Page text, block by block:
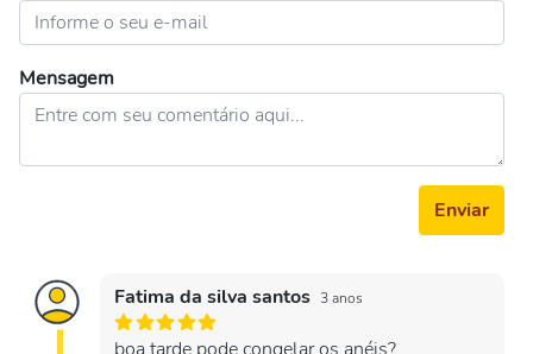
Mensagem
Enviar
Fatima da silva santos 3 anos